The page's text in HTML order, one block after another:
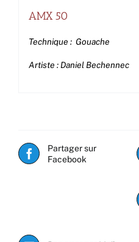
AMX 50
Technique : Gouache
Artiste : Daniel Bechennec
Partager sur
Facebook